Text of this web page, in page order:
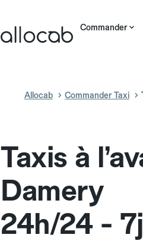
Commander
Allocab Commander Taxi
Taxis à
Damery
24h/24 -